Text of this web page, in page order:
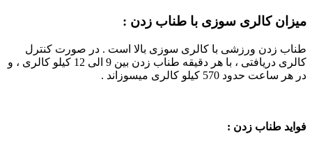
میزان کالری سوزی با طناب زدن :
طناب زدن ورزشی با کالری سوزی بالا است . در صورت کنترل
کالری دریافتی ، با هر دقیقه طناب زدن بین 9 الی 12 کیلو کالری ، و
در هر ساعت حدود 570 کیلو کالری میسوزاند .
فواید طناب زدن :